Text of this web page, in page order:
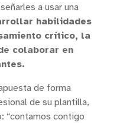
a usar una
habilidades
crítico, la
colaborar en
de forma
de su plantilla,
“contamos contigo